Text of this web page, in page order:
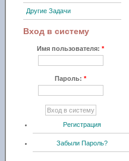
Другие Задачи
Вход в систему
Имя пользователя:*
Пароль:*
Регистрация
Забыли Пароль?